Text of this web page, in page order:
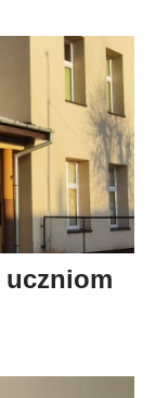
uczniom